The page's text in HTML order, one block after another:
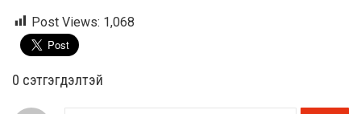
Post Views: 1,068
0 cэтгэгдэлтэй